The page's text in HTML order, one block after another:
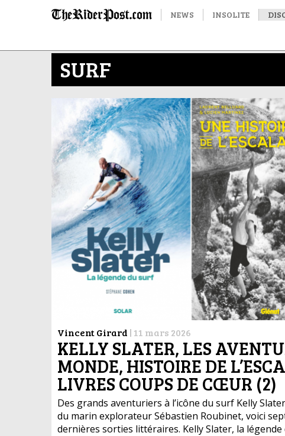
NEWS INSOLITE
SURF
Vincent Girard | 11 mars 2026
KELLY SLATER, LES
MONDE, HISTOIRE DE
LIVRES COUPS DE CŒUR (2)
Des grands aventuriers à l’icône du surf Kelly
du marin explorateur Sébastien Roubinet, voici
dernières sorties littéraires. Kelly Slater, la